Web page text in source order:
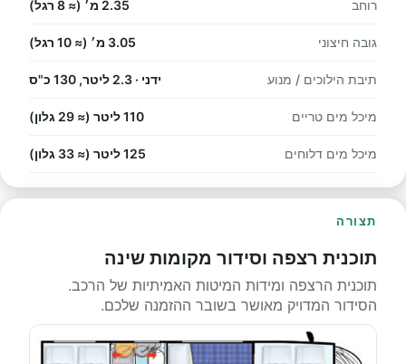
רוחב 2.35 מ׳ (≈ 8 רגל)
גובה חיצוני 3.05 מ׳ (≈ 10 רגל)
תיבת הילוכים / מנוע ידני · 2.3 ליטר, 130 כ"ס
מיכל מים טריים 110 ליטר (≈ 29 גלון)
מיכל מים דלוחים 125 ליטר (≈ 33 גלון)
תצורה
תוכנית רצפה וסידור מקומות שינה
תוכנית הרצפה ומידות המיטות האמיתיות של הרכב.
הסידור המדויק מאושר בשובר ההזמנה שלכם.